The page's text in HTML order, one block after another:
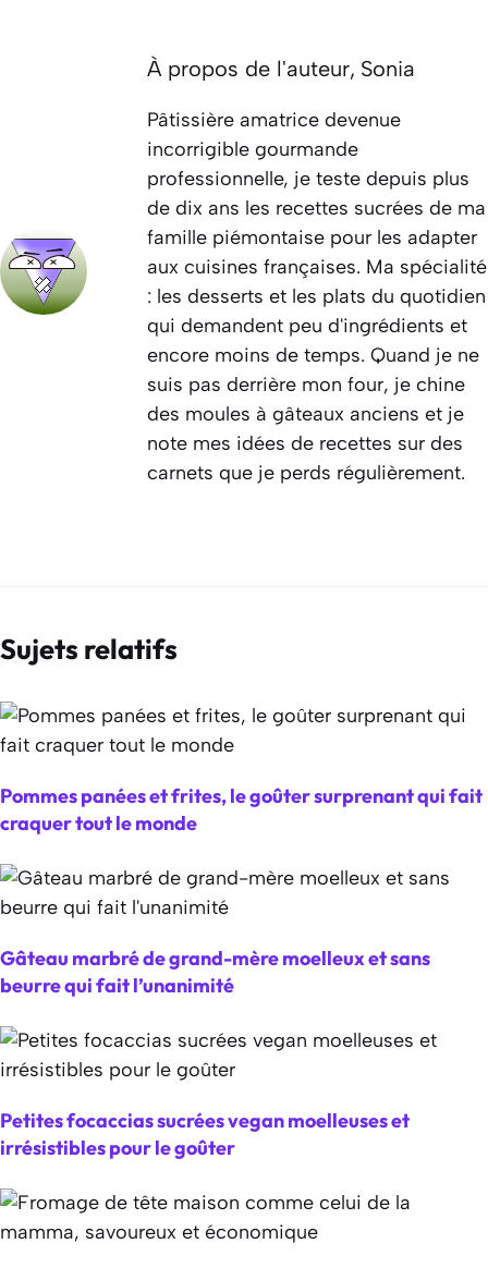
À propos de l'auteur, Sonia
Pâtissière amatrice devenue
incorrigible gourmande
professionnelle, je teste depuis plus
de dix ans les recettes sucrées de ma
famille piémontaise pour les adapter
aux cuisines françaises. Ma spécialité
: les desserts et les plats du quotidien
qui demandent peu d'ingrédients et
encore moins de temps. Quand je ne
suis pas derrière mon four, je chine
des moules à gâteaux anciens et je
note mes idées de recettes sur des
carnets que je perds régulièrement.
Sujets relatifs
Pommes panées et frites, le goûter surprenant qui fait
craquer tout le monde
Gâteau marbré de grand-mère moelleux et sans
beurre qui fait l’unanimité
Petites focaccias sucrées vegan moelleuses et
irrésistibles pour le goûter